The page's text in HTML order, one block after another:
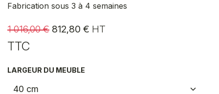
Fabrication sous 3 à 4 semaines
1 016,00€ 812,80 € HT
TTC
LARGEUR DU MEUBLE